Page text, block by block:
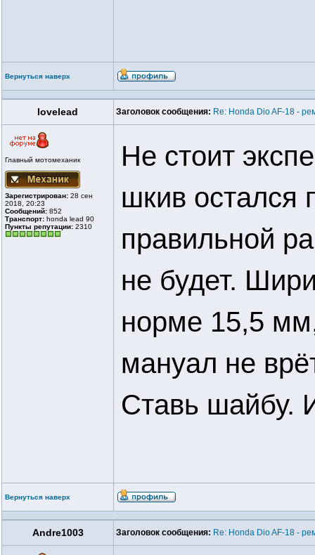
Вернуться наверх
lovelead Заголовок сообщения: Re: Honda Dio AF-18 -
Главный мотомеханик
Зарегистрирован: 28 сен
2018, 20:23
Сообщений: 852
Транспорт: honda lead 90
Пункты репутации: 2310
Не стоит
шкив
правильной
не будет.
норме 15,5
мануал не
Ставь шайбу.
Вернуться наверх
Andre1003 Заголовок сообщения: Re: Honda Dio AF-18 -